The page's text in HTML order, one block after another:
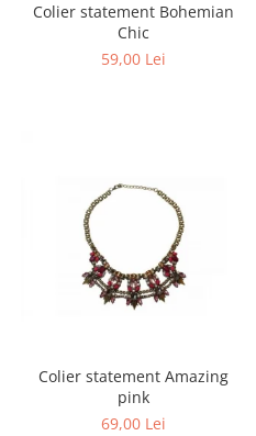
Colier statement Bohemian
Chic
59,00 Lei
Colier statement Amazing
pink
69,00 Lei